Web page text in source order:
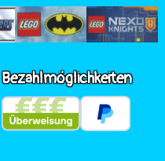
Bezahlmöglichkeiten